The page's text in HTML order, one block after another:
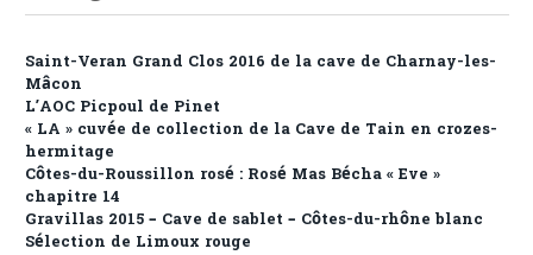
Saint-Veran Grand Clos 2016 de la cave de Charnay-les-
Mâcon
L’AOC Picpoul de Pinet
« LA » cuvée de collection de la Cave de Tain en crozes-
hermitage
Côtes-du-Roussillon rosé : Rosé Mas Bécha « Eve »
chapitre 14
Gravillas 2015 – Cave de sablet – Côtes-du-rhône blanc
Sélection de Limoux rouge